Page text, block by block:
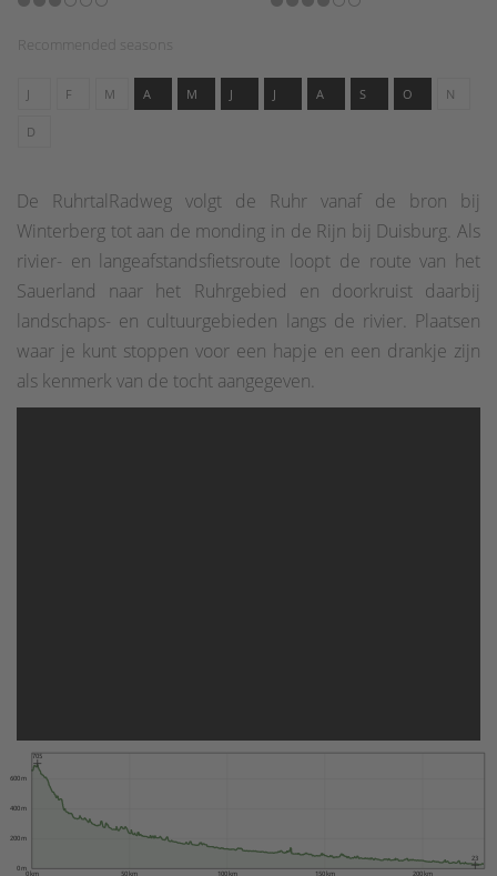
Recommended seasons
J F M A M J J A S O N
D
De RuhrtalRadweg volgt de Ruhr vanaf de bron bij
Winterberg tot aan de monding in de Rijn bij Duisburg. Als
rivier- en langeafstandsfietsroute loopt de route van het
Sauerland naar het Ruhrgebied en doorkruist daarbij
landschaps- en cultuurgebieden langs de rivier. Plaatsen
waar je kunt stoppen voor een hapje en een drankje zijn
als kenmerk van de tocht aangegeven.
0 km 50 km 100 km 150 km 200 km
0 m
200 m
400 m
600 m
23
705